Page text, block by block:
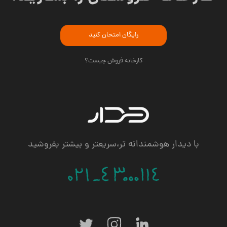
رایگان امتحان کنید
کارخانه فروش چیست؟
با دیدار هوشمندانه تر،سریعتر و بیشتر بفروشید